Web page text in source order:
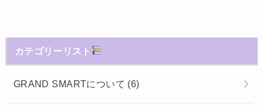
カテゴリーリスト
GRAND SMARTについて (6)